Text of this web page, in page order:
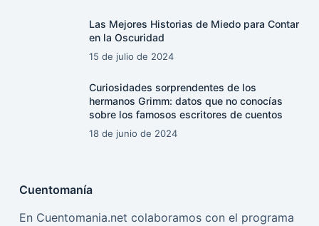
Las Mejores Historias de Miedo para Contar
en la Oscuridad
15 de julio de 2024
Curiosidades sorprendentes de los
hermanos Grimm: datos que no conocías
sobre los famosos escritores de cuentos
18 de junio de 2024
Cuentomanía
En Cuentomania.net colaboramos con el programa